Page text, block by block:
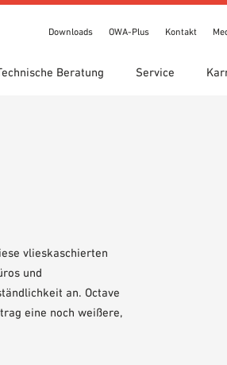
Downloads OWA-Plus Kontakt
Beratung Service
vlieskaschierten
und
an. Octave
eine noch weißere,